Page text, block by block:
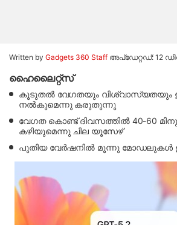
Written by Gadgets 360 Staff അപ്‌ഡേറ്റഡ്: 12
ഹൈലൈറ്റ്സ്
കൂടുതൽ വേഗതയും
നൽകുമെന്നു കരുതുന്നു
വേഗത കൊണ്ട് ദിവസത്തിൽ 40-60
കഴിയുമെന്നു ചില യൂസേഴ്
പുതിയ വേർഷനിൽ മൂന്നു മോഡലുകൾ